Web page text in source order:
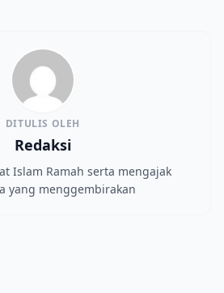
DITULIS OLEH
Redaksi
Islam Ramah serta mengajak
yang menggembirakan